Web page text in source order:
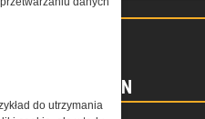
REGULAMIN
do utrzymania